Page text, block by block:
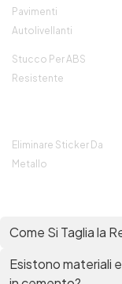
Pavimenti
Autolivellanti
Stucco Per ABS
Resistente
Eliminare Sticker Da
Metallo
Come Si Taglia la
Esistono materiali